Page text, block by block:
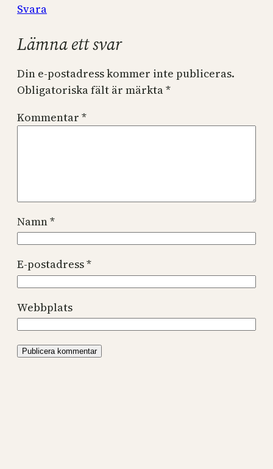
Svara
Lämna ett svar
Din e-postadress kommer inte publiceras.
Obligatoriska fält är märkta*
Kommentar *
Namn*
E-postadress*
Webbplats